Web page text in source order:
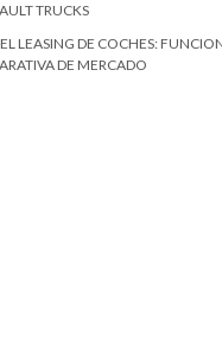
TRUCKS
LEASING DE COCHES:
DE MERCADO